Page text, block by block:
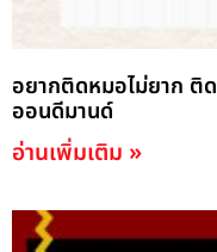
อยากติดหมอไม่ยาก ติ
ออนดีมานด์
อ่านเพิ่มเติม »